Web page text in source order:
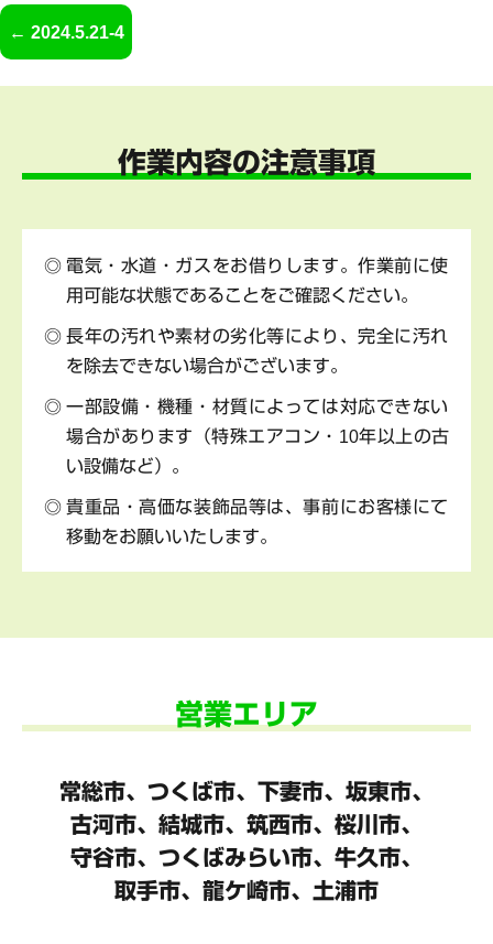
2024.5.21-4
作業内容の注意事項
電気・水道・ガスをお借りします。作業前に使
用可能な状態であることをご確認ください。
長年の汚れや素材の劣化等により、完全に汚れ
を除去できない場合がございます。
一部設備・機種・材質によっては対応できない
場合があります（特殊エアコン・10年以上の古
い設備など）。
貴重品・高価な装飾品等は、事前にお客様にて
移動をお願いいたします。
営業エリア
常総市、つくば市、下妻市、坂東市、
古河市、結城市、筑西市、桜川市、
守谷市、 つくばみらい市、牛久市、
取手市、龍ケ崎市、土浦市